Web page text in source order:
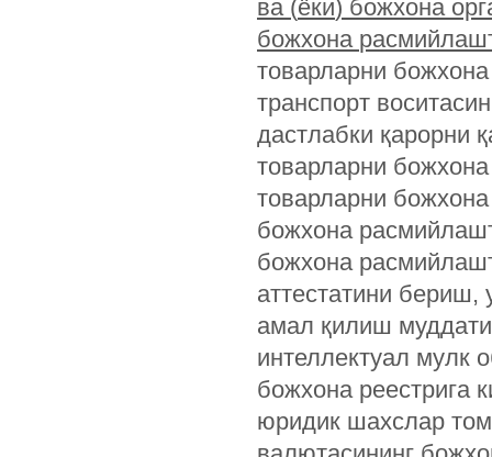
ва(ёки) божхона
божхона
товарларни
транспорт
дастлабки қарорни
товарларни
товарларни
божхона
божхона
аттестатини бериш,
амал қилиш
интеллектуал мулк
божхона реестрига
юридик шахслар